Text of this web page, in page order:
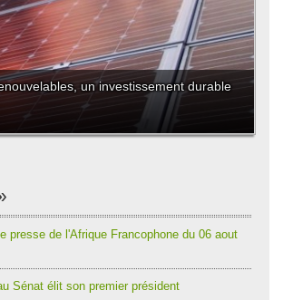
un investissement durable
presse de l'Afrique Francophone du 06 aout
Sénat élit son premier président